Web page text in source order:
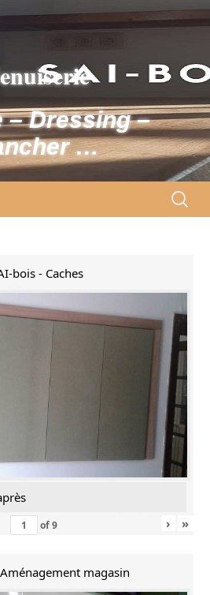
– Dressing –
…
Search
for:
bois - Caches
of9 › »
magasin